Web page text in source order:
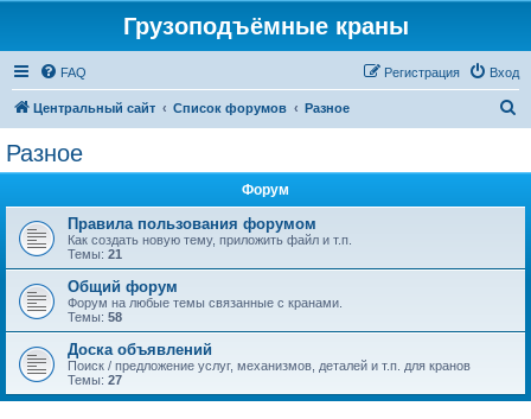
Грузоподъёмные краны
FAQ Вход
Регистрация
Центральный сайт Список форумов Разное
Разное
Форум
Правила пользования форумом
Как создать новую тему, приложить файл и т.п.
Темы: 21
Общий форум
Форум на любые темы связанные с кранами.
Темы: 58
Доска объявлений
Поиск / предложение услуг, механизмов, деталей и т.п. для кранов
Темы: 27